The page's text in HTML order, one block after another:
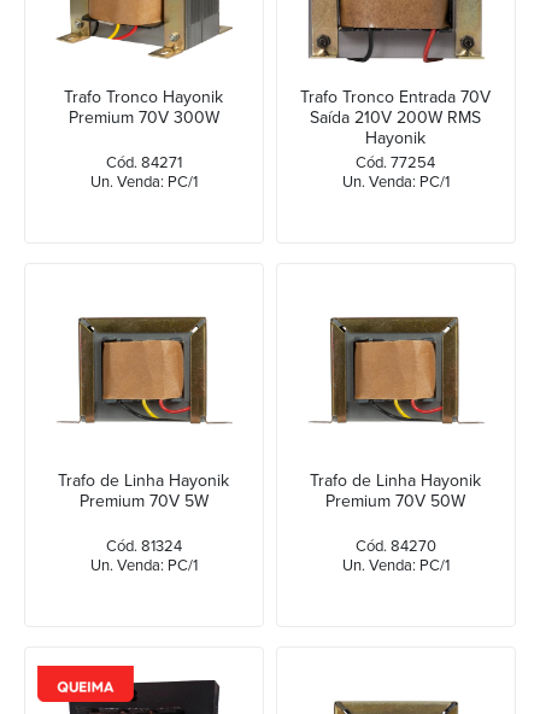
Trafo Tronco Hayonik
Premium 70V 300W
Cód. 84271
Un. Venda: PC/1
Trafo Tronco Entrada 70V
Saída 210V 200W RMS
Hayonik
Cód. 77254
Un. Venda: PC/1
Trafo de Linha Hayonik
Premium 70V 5W
Cód. 81324
Un. Venda: PC/1
Trafo de Linha Hayonik
Premium 70V 50W
Cód. 84270
Un. Venda: PC/1